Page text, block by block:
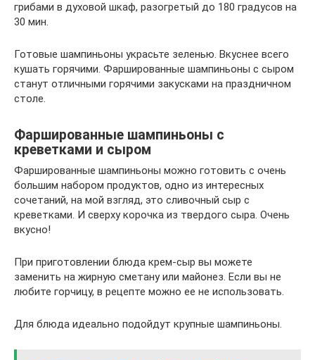
грибами в духовой шкаф, разогретый до 180 градусов на
30 мин.
Готовые шампиньоны украсьте зеленью. Вкуснее всего
кушать горячими. Фаршированные шампиньоны с сыром
станут отличными горячими закусками на праздничном
столе.
Фаршированные шампиньоны с
креветками и сыром
Фаршированные шампиньоны можно готовить с очень
большим набором продуктов, одно из интересных
сочетаний, на мой взгляд, это сливочный сыр с
креветками. И сверху корочка из твердого сыра. Очень
вкусно!
При приготовлении блюда крем-сыр вы можете
заменить на жирную сметану или майонез. Если вы не
любите горчицу, в рецепте можно ее не использовать.
Для блюда идеально подойдут крупные шампиньоны.